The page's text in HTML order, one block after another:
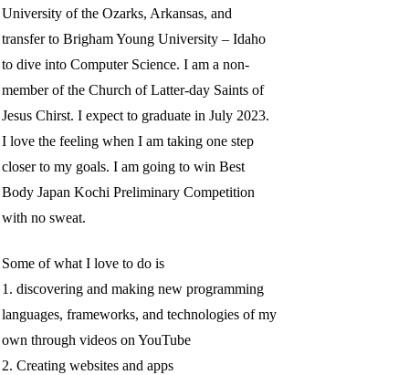
University of the Ozarks, Arkansas, and
transfer to Brigham Young University – Idaho
to dive into Computer Science. I am a non-
member of the Church of Latter-day Saints of
Jesus Chirst. I expect to graduate in July 2023.
I love the feeling when I am taking one step
closer to my goals. I am going to win Best
Body Japan Kochi Preliminary Competition
with no sweat.
Some of what I love to do is
1. discovering and making new programming
languages, frameworks, and technologies of my
own through videos on YouTube
2. Creating websites and apps